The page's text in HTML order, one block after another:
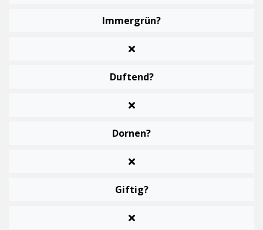
Immergrün?
Duftend?
Dornen?
Giftig?